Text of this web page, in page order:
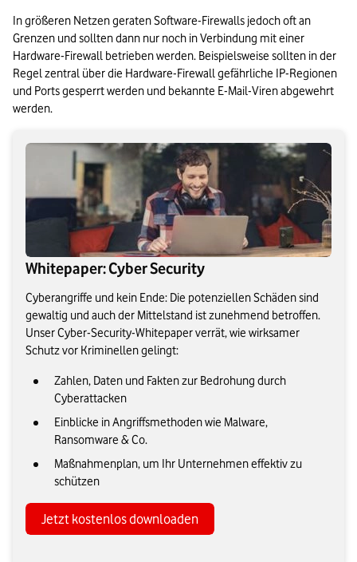
In größeren Netzen geraten Software-Firewalls jedoch oft an
Grenzen und sollten dann nur noch in Verbindung mit einer
Hardware-Firewall betrieben werden. Beispielsweise sollten in der
Regel zentral über die Hardware-Firewall gefährliche IP-Regionen
und Ports gesperrt werden und bekannte E-Mail-Viren abgewehrt
werden.
Whitepaper: Cyber Security
Cyberangriffe und kein Ende: Die potenziellen Schäden sind
gewaltig und auch der Mittelstand ist zunehmend betroffen.
Unser Cyber-Security-Whitepaper verrät, wie wirksamer
Schutz vor Kriminellen gelingt:
Zahlen, Daten und Fakten zur Bedrohung durch
Cyberattacken
Einblicke in Angriffsmethoden wie Malware,
Ransomware & Co.
Maßnahmenplan, um Ihr Unternehmen effektiv zu
schützen
Jetzt kostenlos downloaden